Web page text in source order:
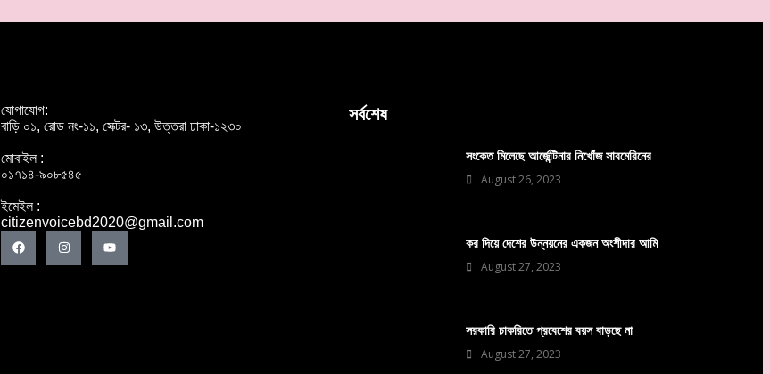
যোগাযোগ:
বাড়ি ০১, রোড নং-১১, সেক্টর- ১৩, উত্তরা ঢাকা-১২৩০
মোবাইল :
০১৭১৪-৯০৮৫৪৫
ইমেইল :
citizenvoicebd2020@gmail.com
সর্বশেষ
সংকেত মিলেছে আর্জেন্টিনার নিখোঁজ সাবমেরিনের
August 26, 2023
কর দিয়ে দেশের উন্নয়নের একজন অংশীদার আমি
August 27, 2023
সরকারি চাকরিতে প্রবেশের বয়স বাড়ছে না
August 27, 2023